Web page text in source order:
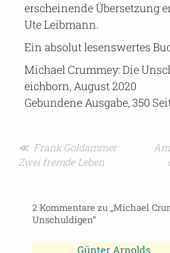
erscheinende Übersetzung
Ute Leibmann.
Ein absolut lesenswertes
Michael Crummey: Die
eichborn, August 2020
Gebundene Ausgabe, 350
Beitragsnavigation
≪ Frank Goldammer:
Zwei fremde Leben
2 Kommentare zu „Michael
Unschuldigen“
Günter Arnolds